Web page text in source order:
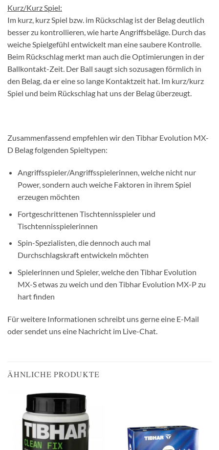
Kurz/Kurz Spiel:
Im kurz, kurz Spiel bzw. im Rückschlag ist der Belag deutlich
besser zu kontrollieren, wie harte Angriffsbeläge. Durch das
weiche Spielgefühl entwickelt man eine saubere Kontrolle.
Beim Rückschlag merkt man auch die Optimierungen in der
Ballkontakt-Zeit. Der Ball saugt sich sozusagen förmlich in
den Belag, da er eine so lange Kontaktzeit hat. Im kurz/kurz
Spiel und beim Rückschlag hat uns der Belag überzeugt.
Zusammenfassend empfehlen wir den Tibhar Evolution MX-
D Belag folgenden Spieltypen:
Angriffsspieler/Angriffsspielerinnen, welche nicht nur
Power, sondern auch weiche Faktoren in ihrem Spiel
erzeugen möchten
Fortgeschrittenen Tischtennisspieler und
Tischtennisspielerinnen
Spin-Spezialisten, die dennoch auch mal
Durchschlagskraft entwickeln möchten
Spielerinnen und Spieler, welche den Tibhar Evolution
MX-S etwas zu weich und den Tibhar Evolution MX-P zu
hart finden
Für weitere Informationen schreibt uns gerne eine E-Mail
oder sendet uns eine Nachricht im Live-Chat.
ÄHNLICHE PRODUKTE